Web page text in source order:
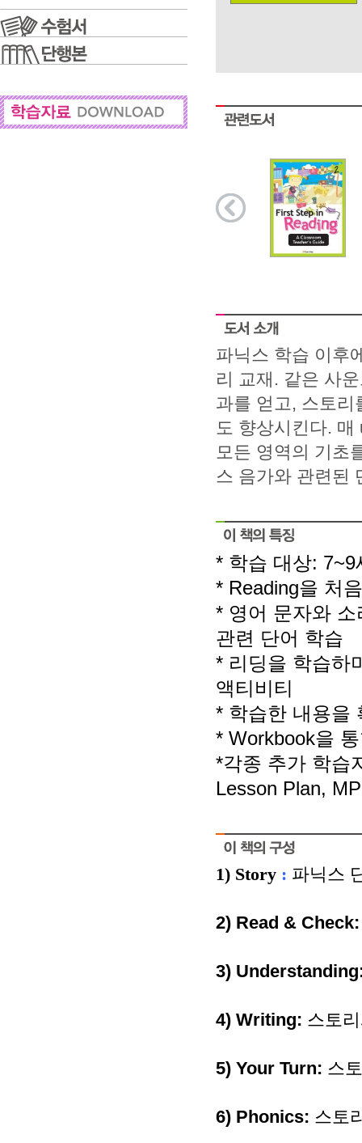
파닉스 학습 이후
리 교재. 같은 사
과를 얻고, 스토리
도 향상시킨다. 매
모든 영역의 기초
스 음가와 관련된
* 학습 대상: 7~9
* Reading을 처
* 영어 문자와
관련 단어 학습
* 리딩을 학습하
액티비티
* 학습한 내용을
* Workbook을
*각종 추가 학습
Lesson Plan,
1) Story: 파닉스
2) Read &
3)
4) Writing: 스토
5) Your Turn: 스
6) Phonics: 스토